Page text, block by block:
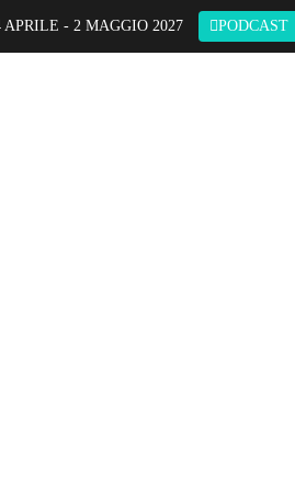
- 2 MAGGIO 2027 PODCAST